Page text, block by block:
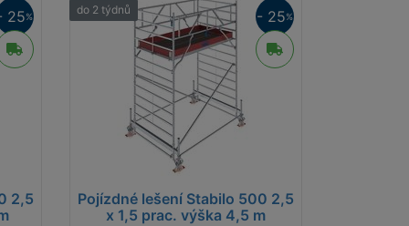
2,5
25%
Pojízdné lešení Stabilo 500 2,5
x 1,5 prac. výška 4,5 m
do 2 týdnů - 25%